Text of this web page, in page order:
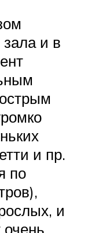
и в
и пр.
по
и